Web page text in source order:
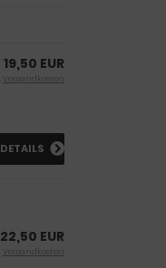
19,50 EUR
Versandkosten
DETAILS
22,50 EUR
Versandkosten